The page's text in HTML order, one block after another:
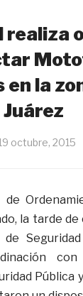
realiza
la
octubre, 2015
la tarde
Pública